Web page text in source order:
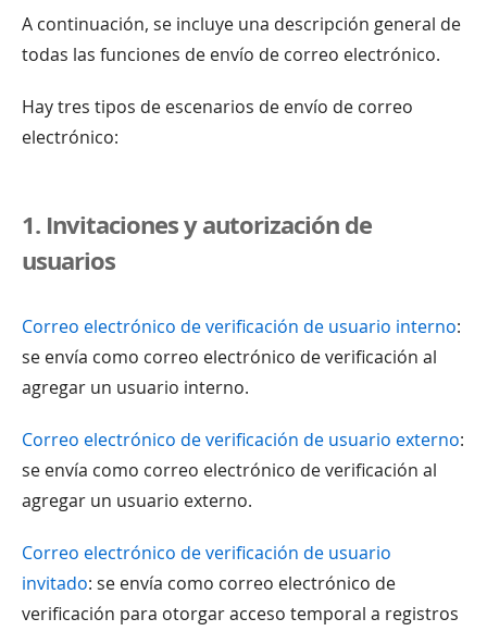
A continuación, se incluye una descripción general de
todas las funciones de envío de correo electrónico.
Hay tres tipos de escenarios de envío de correo
electrónico:
1. Invitaciones y autorización de
usuarios
Correo electrónico de verificación de usuario interno:
se envía como correo electrónico de verificación al
agregar un usuario interno.
Correo electrónico de verificación de usuario externo:
se envía como correo electrónico de verificación al
agregar un usuario externo.
Correo electrónico de verificación de usuario
invitado: se envía como correo electrónico de
verificación para otorgar acceso temporal a registros